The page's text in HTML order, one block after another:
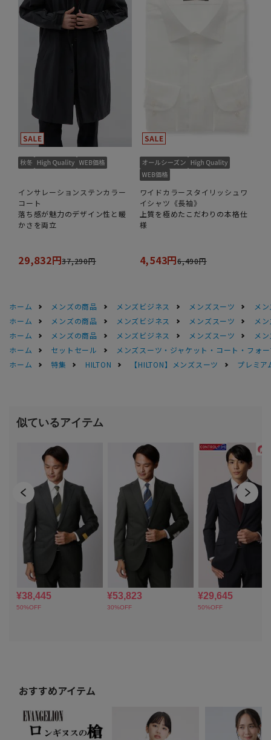
インサレーションステンカラー
コート
落ち感が魅力のデザイン性と暖
かさを両立
29,832円37,290円
ワイドカラースタイリッシュワ
イシャツ《長袖》
上質を極めたこだわりの本格仕
様
4,543円6,490円
ホーム メンズの商品 メンズビジネス メンズスーツ
メ
ホーム
メンズの商品 メンズビジネス メンズスーツ
メ
ホーム
メンズの商品 メンズビジネス メンズスーツ
メ
ホーム
セットセール
メンズスーツ・ジャケット・コート・フォ
ホーム
特集 HILTON 【HILTON】メンズスーツ プレミア